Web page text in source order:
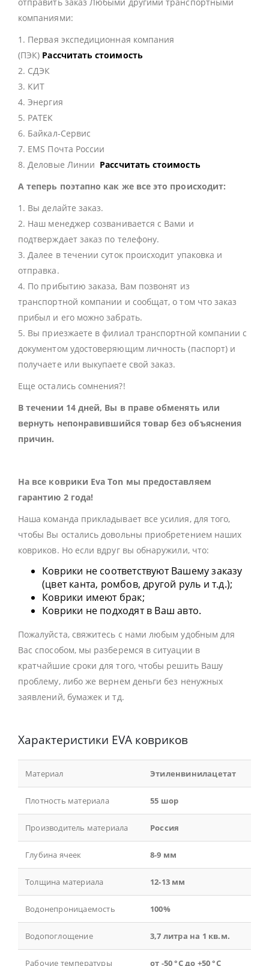
компаниями:
1. Первая экспедиционная компания
(ПЭК) Рассчитать стоимость
2. СДЭК
3. КИТ
4. Энергия
5. РАТЕК
6. Байкал-Сервис
7. EMS Почта России
8. Деловые Линии Рассчитать стоимость
А теперь поэтапно как же все это происходит:
1. Вы делайте заказ.
2. Наш менеджер созванивается с Вами и
подтверждает заказ по телефону.
3. Далее в течении суток происходит упаковка и
отправка.
4. По прибытию заказа, Вам позвонят из
транспортной компании и сообщат, о том что заказ
прибыл и его можно забрать.
5. Вы приезжаете в филиал транспортной компании с
документом удостоверяющим личность (паспорт) и
получаете или выкупаете свой заказ.
Еще остались сомнения?!
В течении 14 дней, Вы в праве обменять или
вернуть непонравившийся товар без объяснения
причин.
На все коврики Eva Ton мы предоставляем
гарантию 2 года!
Наша команда прикладывает все усилия, для того,
чтобы Вы остались довольны приобретением наших
ковриков. Но если вдруг вы обнаружили, что:
Коврики не соответствуют Вашему заказу
(цвет канта, ромбов, другой руль и т.д.);
Коврики имеют брак;
Коврики не подходят в Ваш авто.
Пожалуйста, свяжитесь с нами любым удобным для
Вас способом, мы разберемся в ситуации в
кратчайшие сроки для того, чтобы решить Вашу
проблему, либо же вернем деньги без ненужных
заявлений, бумажек и тд.
Характеристики EVA ковриков
Материал Этиленвинилацетат
Плотность материала 55 шор
Производитель материала Россия
Глубина ячеек 8-9 мм
Толщина материала 12-13 мм
Водонепроницаемость 100%
Водопоглощение 3,7 литра на 1 кв.м.
Рабочие температуры от -50 °С до +50 °С